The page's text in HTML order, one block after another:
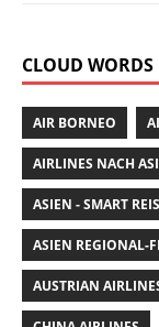
CLOUD WORDS
AIR BORNEO
AIRLINES NACH
ASIEN - SMART
ASIEN REGIONAL-
AUSTRIAN